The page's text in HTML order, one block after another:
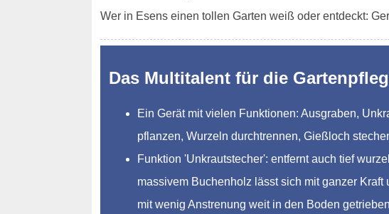
Wer in Esens einen tollen Garten weiß oder entdeckt:
Das Multitalent für die
Ein Gerät mit vielen Funktionen: Ausgraben,
pflanzen, Wurzeln durchtrennen, Gießloch
Funktion 'Unkrautstecher': entfernt auch tief
massivem Buchenholz lässt sich mit ganzer
mit wenig Anstrenung weit in den Boden